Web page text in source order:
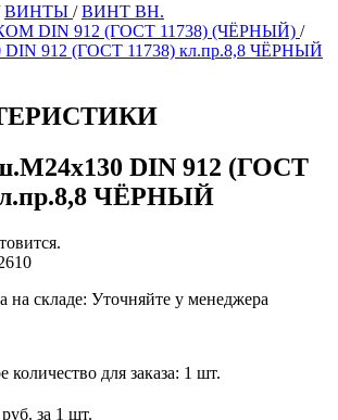
ВИНТЫ /ВИНТ ВН.
DIN 912 (ГОСТ 11738) (ЧЁРНЫЙ) /
DIN 912 (ГОСТ 11738) кл.пр.8,8 ЧЁРНЫЙ
DIN 912 (ГОСТ
ЧЁРНЫЙ
на складе: Уточняйте у менеджера
для заказа: 1 шт.
за 1 шт.